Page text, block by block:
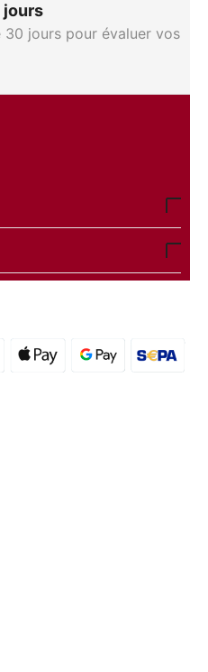
jours
30 jours pour évaluer vos